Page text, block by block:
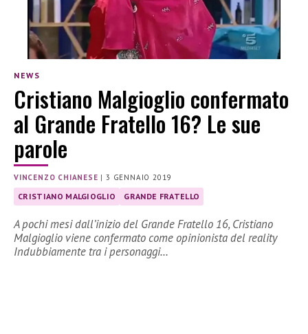
NEWS
Cristiano Malgioglio confermato
al Grande Fratello 16? Le sue
parole
VINCENZO CHIANESE |3 GENNAIO 2019
CRISTIANO MALGIOGLIO GRANDE FRATELLO
A pochi mesi dall’inizio del Grande Fratello 16, Cristiano
Malgioglio viene confermato come opinionista del reality
Indubbiamente tra i personaggi…